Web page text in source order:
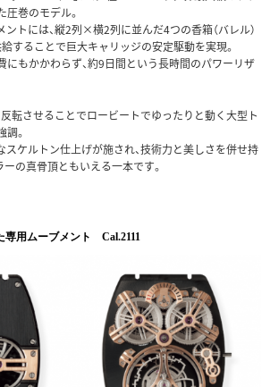
巻のモデル。
トには、縦2列×横2列に並んだ4つの香箱（バレル）
することで巨大キャリッジの安定駆動を実現。
にもかかわらず、約9日間という長時間のパワーリザ
反転させることでロービートでゆったりと動く大型ト
。
スケルトン仕上げが施され、技術力と美しさを併せ持
の真骨頂ともいえる一本です。
専用ムーブメント Cal.2111